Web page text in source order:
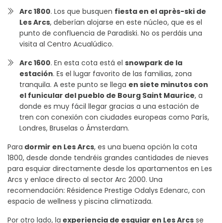
Arc 1800. Los que busquen fiesta en el après-ski de
Les Arcs, deberían alojarse en este núcleo, que es el
punto de confluencia de Paradiski. No os perdáis una
visita al Centro Acualúdico.
Arc 1600. En esta cota está el snowpark de la
estación. Es el lugar favorito de las familias, zona
tranquila. A este punto se llega en siete minutos con
el funicular del pueblo de Bourg Saint Maurice, a
donde es muy fácil llegar gracias a una estación de
tren con conexión con ciudades europeas como París,
Londres, Bruselas o Ámsterdam.
Para dormir en Les Arcs, es una buena opción la cota
1800, desde donde tendréis grandes cantidades de nieves
para esquiar directamente desde los apartamentos en Les
Arcs y enlace directo al sector Arc 2000. Una
recomendación: Résidence Prestige Odalys Edenarc, con
espacio de wellness y piscina climatizada.
Por otro lado, la experiencia de esquiar en Les Arcs se